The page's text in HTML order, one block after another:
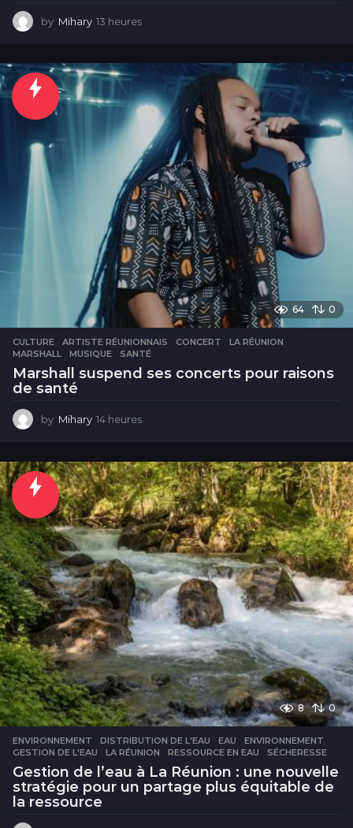
by Mihary 13 heures
e
r
64 0
CULTURE ARTISTE RÉUNIONNAIS ,CONCERT ,LA RÉUNION
MARSHALL
,MUSIQUE ,SANTÉ
Marshall suspend ses concerts pour raisons
de santé
by Mihary 14 heures
e
u
r
e
s
8 0
ENVIRONNEMENT DISTRIBUTION DE L'EAU ,EAU ,ENVIRONNEMENT
GESTION DE L'EAU
,LA RÉUNION ,RESSOURCE EN EAU ,SÉCHERESSE
Gestion de l’eau à La Réunion : une nouvelle
stratégie pour un partage plus équitable de
la ressource